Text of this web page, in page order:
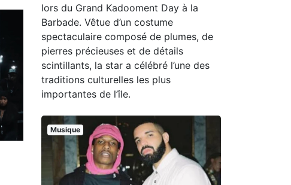
lors du Grand Kadooment Day à la
Barbade. Vêtue d’un costume
spectaculaire composé de plumes, de
pierres précieuses et de détails
scintillants, la star a célébré l’une des
traditions culturelles les plus
importantes de l’île.
Musique